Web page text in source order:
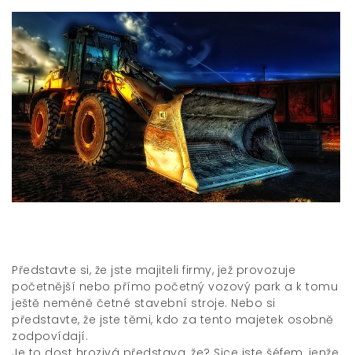
Představte si, že jste majiteli firmy, jež provozuje
početnější nebo přímo početný vozový park a k tomu
ještě neméně četné stavební stroje. Nebo si
představte, že jste těmi, kdo za tento majetek osobně
zodpovídají.